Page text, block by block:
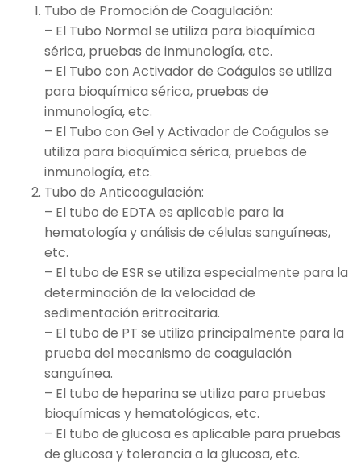
Tubo de Promoción de Coagulación:
– El Tubo Normal se utiliza para bioquímica
sérica, pruebas de inmunología, etc.
– El Tubo con Activador de Coágulos se utiliza
para bioquímica sérica, pruebas de
inmunología, etc.
– El Tubo con Gel y Activador de Coágulos se
utiliza para bioquímica sérica, pruebas de
inmunología, etc.
Tubo de Anticoagulación:
– El tubo de EDTA es aplicable para la
hematología y análisis de células sanguíneas,
etc.
– El tubo de ESR se utiliza especialmente para la
determinación de la velocidad de
sedimentación eritrocitaria.
– El tubo de PT se utiliza principalmente para la
prueba del mecanismo de coagulación
sanguínea.
– El tubo de heparina se utiliza para pruebas
bioquímicas y hematológicas, etc.
– El tubo de glucosa es aplicable para pruebas
de glucosa y tolerancia a la glucosa, etc.